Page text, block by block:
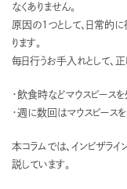
なくありません。
原因の1つとして、日常的
ります。
毎日行うお手入れとして、
・飲食時などマウスピース
・週に数回はマウスピース
本コラムでは、インビザラ
説しています。